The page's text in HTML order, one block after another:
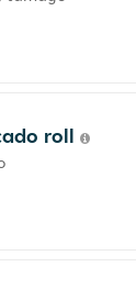
roll